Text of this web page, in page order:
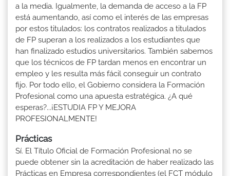
a la media. Igualmente, la demanda de acceso a la FP
está aumentando, así como el interés de las empresas
por estos titulados: los contratos realizados a titulados
de FP superan a los realizados a los estudiantes que
han finalizado estudios universitarios. También sabemos
que los técnicos de FP tardan menos en encontrar un
empleo y les resulta más fácil conseguir un contrato
fijo. Por todo ello, el Gobierno considera la Formación
Profesional como una apuesta estratégica. ¿A qué
esperas?...¡ESTUDIA FP Y MEJORA
PROFESIONALMENTE!
Prácticas
Sí. El Título Oficial de Formación Profesional no se
puede obtener sin la acreditación de haber realizado las
Prácticas en Empresa correspondientes (el FCT módulo